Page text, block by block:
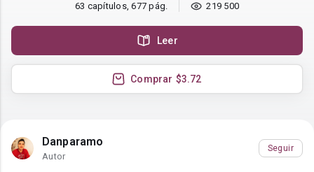
63 capítulos, 677 pág. 219 500
Leer
Comprar $3.72
Danparamo
Autor
Seguir